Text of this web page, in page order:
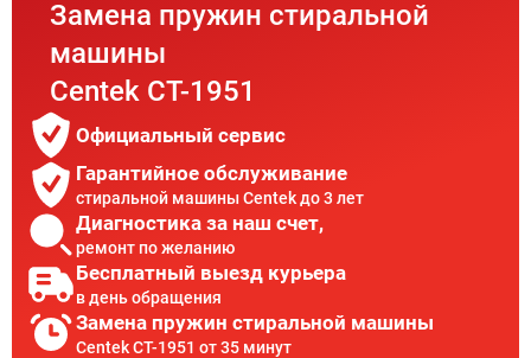
Замена пружин стиральной
машины
Centek CT-1951
Официальный сервис
Гарантийное обслуживание
стиральной машины Centek до 3 лет
Диагностика за наш счет,
ремонт по желанию
Бесплатный выезд курьера
в день обращения
Замена пружин стиральной машины
Centek CT-1951 от 35 минут